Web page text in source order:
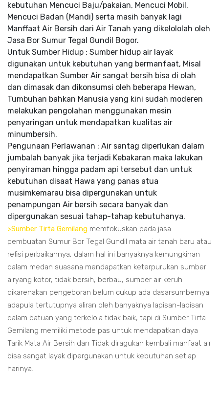
kebutuhan Mencuci Baju/pakaian, Mencuci Mobil,
Mencuci Badan (Mandi) serta masih banyak lagi
Manffaat Air Bersih dari Air Tanah yang dikelololah oleh
Jasa Bor Sumur Tegal Gundil Bogor.
Untuk Sumber Hidup : Sumber hidup air layak
digunakan untuk kebutuhan yang bermanfaat, Misal
mendapatkan Sumber Air sangat bersih bisa di olah
dan dimasak dan dikonsumsi oleh beberapa Hewan,
Tumbuhan bahkan Manusia yang kini sudah moderen
melakukan pengolahan menggunakan mesin
penyaringan untuk mendapatkan kualitas air
minumbersih.
Pengunaan Perlawanan : Air santag diperlukan dalam
jumbalah banyak jika terjadi Kebakaran maka lakukan
penyiraman hingga padam api tersebut dan untuk
kebutuhan disaat Hawa yang panas atua
musimkemarau bisa dipergunakan untuk
penampungan Air bersih secara banyak dan
dipergunakan sesuai tahap-tahap kebutuhanya.
>Sumber Tirta Gemilang memfokuskan pada jasa
pembuatan Sumur Bor Tegal Gundil mata air tanah baru atau
refisi perbaikannya, dalam hal ini banyaknya kemungkinan
dalam medan suasana mendapatkan keterpurukan sumber
airyang kotor, tidak bersih, berbau, sumber air keruh
dikarenakan pengeboran belum cukup ada dasarsumbernya
adapula tertutupnya aliran oleh banyaknya lapisan-lapisan
dalam batuan yang terkelola tidak baik, tapi di Sumber Tirta
Gemilang memiliki metode pas untuk mendapatkan daya
Tarik Mata Air Bersih dan Tidak diragukan kembali manfaat air
bisa sangat layak dipergunakan untuk kebutuhan setiap
harinya.